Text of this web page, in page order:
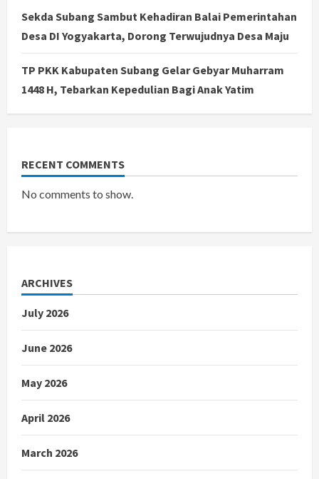
Sekda Subang Sambut Kehadiran Balai Pemerintahan
Desa DI Yogyakarta, Dorong Terwujudnya Desa Maju
TP PKK Kabupaten Subang Gelar Gebyar Muharram
1448 H, Tebarkan Kepedulian Bagi Anak Yatim
RECENT COMMENTS
No comments to show.
ARCHIVES
July 2026
June 2026
May 2026
April 2026
March 2026